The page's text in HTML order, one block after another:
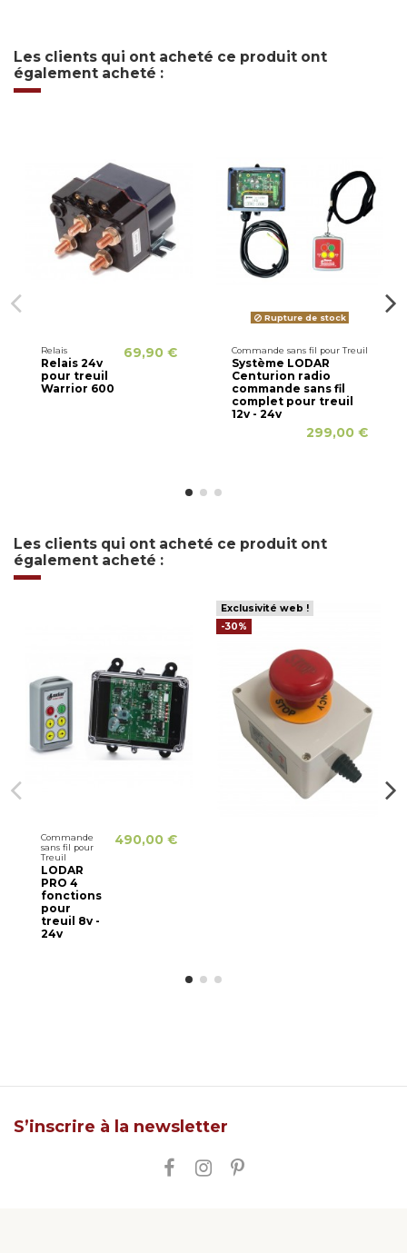
Les clients qui ont acheté ce produit ont
également acheté :
Relais
Relais 24v
pour treuil
Warrior 600
69,90 €
Rupture de stock
Commande sans fil pour Treuil
Système LODAR
Centurion radio
commande sans fil
complet pour treuil
12v - 24v
299,00 €
Les clients qui ont acheté ce produit ont
également acheté :
Commande
sans fil pour
Treuil
LODAR
PRO 4
fonctions
pour
treuil 8v -
24v
490,00 €
Exclusivité web !
-30%
S’inscrire à la newsletter